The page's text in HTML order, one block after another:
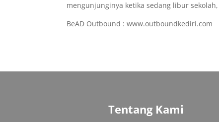
mengunjunginya ketika sedang libur
BeAD Outbound : www.outboundkediri.com
Tentang Kami